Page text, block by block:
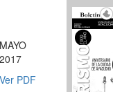
MAYO
2017
Ver PDF